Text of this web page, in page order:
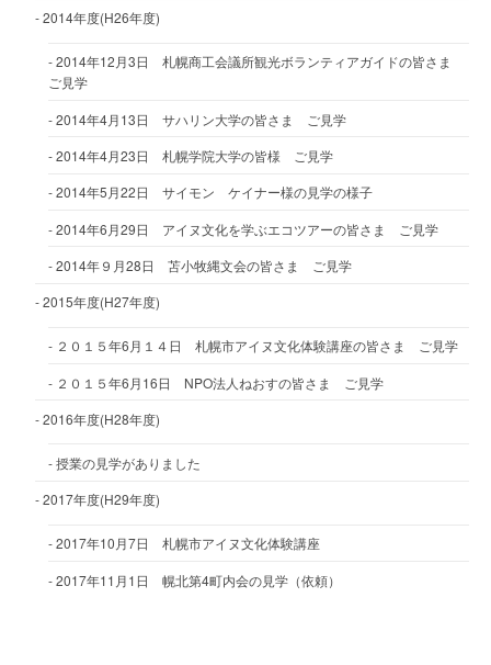
2014年度(H26年度)
2014年12月3日 札幌商工会議所観光ボランティアガイドの皆さま
ご見学
2014年4月13日 サハリン大学の皆さま ご見学
2014年4月23日 札幌学院大学の皆様 ご見学
2014年5月22日 サイモン ケイナー様の見学の様子
2014年6月29日 アイヌ文化を学ぶエコツアーの皆さま ご見学
2014年９月28日 苫小牧縄文会の皆さま ご見学
2015年度(H27年度)
２０１５年6月１４日 札幌市アイヌ文化体験講座の皆さま ご見学
２０１５年6月16日 NPO法人ねおすの皆さま ご見学
2016年度(H28年度)
授業の見学がありました
2017年度(H29年度)
2017年10月7日 札幌市アイヌ文化体験講座
2017年11月1日 幌北第4町内会の見学（依頼）